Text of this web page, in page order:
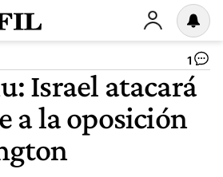
1
Israel atacará
a la oposición